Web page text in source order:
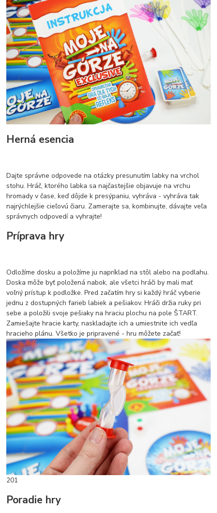
Herná esencia
Dajte správne odpovede na otázky presunutím labky na vrchol
stohu. Hráč, ktorého labka sa najčastejšie objavuje na vrchu
hromady v čase, keď dôjde k presýpaniu, vyhráva - vyhráva tak
najrýchlejšie cieľovú čiaru. Zamerajte sa, kombinujte, dávajte veľa
správnych odpovedí a vyhrajte!
Príprava hry
Odložíme dosku a položíme ju napríklad na stôl alebo na podlahu.
Doska môže byť položená nabok, ale všetci hráči by mali mať
voľný prístup k podložke. Pred začatím hry si každý hráč vyberie
jednu z dostupných farieb labiek a pešiakov. Hráči držia ruky pri
sebe a položili svoje pešiaky na hraciu plochu na pole ŠTART.
Zamiešajte hracie karty, naskladajte ich a umiestnite ich vedľa
hracieho plánu. Všetko je pripravené - hru môžete začať!
201
Poradie hry